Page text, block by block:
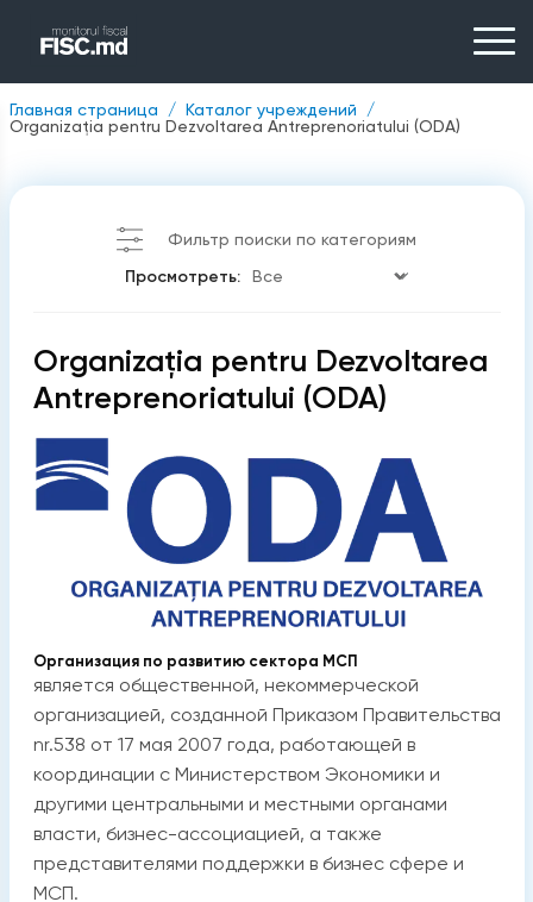
Главная страница
Каталог учреждений
Organizația pentru Dezvoltarea Antreprenoriatului (ODA)
Фильтр поиски по категориям
Просмотреть:
Organizația pentru Dezvoltarea
Antreprenoriatului (ODA)
Организация по развитию сектора МСП
является общественной, некоммерческой
организацией, созданной Приказом Правительства
nr.538 от 17 мая 2007 года, работающей в
координации с Министерством Экономики и
другими центральными и местными органами
власти, бизнес-ассоциацией, а также
представителями поддержки в бизнес сфере и
МСП.